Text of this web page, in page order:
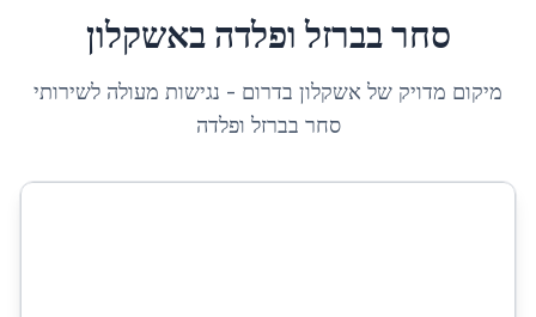
סחר בברזל ופלדה באשקלון
מיקום מדויק של אשקלון בדרום - נגישות מעולה לשירותי
סחר בברזל ופלדה